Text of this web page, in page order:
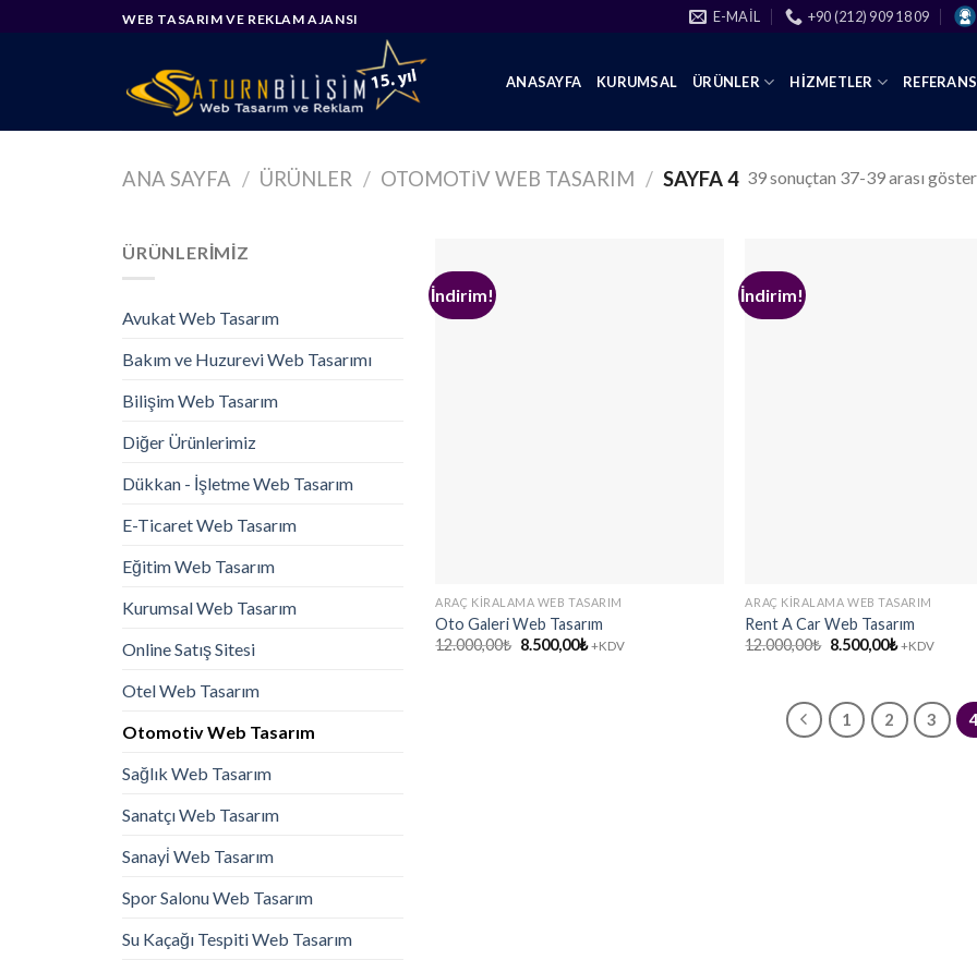
WEB TASARIM VE REKLAM AJANSI E-MAIL +90 (212) 909 18 09
ANASAYFA KURUMSAL ÜRÜNLER HIZMETLER
ANA SAYFA / ÜRÜNLER / OTOMOTIV WEB TASARIM / SAYFA 4 39 sonuçtan 37-39 arası
ÜRÜNLERIMIZ
Avukat Web Tasarım
Bakım ve Huzurevi Web Tasarımı
Bilişim Web Tasarım
Diğer Ürünlerimiz
Dükkan - İşletme Web Tasarım
E-Ticaret Web Tasarım
Eğitim Web Tasarım
Kurumsal Web Tasarım
Online Satış Sitesi
Otel Web Tasarım
Otomotiv Web Tasarım
Sağlık Web Tasarım
Sanatçı Web Tasarım
Sanayi̇ Web Tasarım
Spor Salonu Web Tasarım
Su Kaçağı Tespiti Web Tasarım
İndirim!
ARAÇ KIRALAMA WEB TASARIM
Oto Galeri Web Tasarım
12.000,00₺ Orijinal
8.500,00₺Şu
+KDV
İndirim!
ARAÇ KIRALAMA WEB TASARIM
Rent A Car Web Tasarım
12.000,00₺ Orijinal
8.500,00₺Şu
+KDV
1 2 3 4